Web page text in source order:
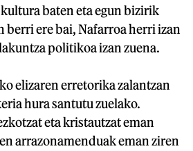
baten eta egun bizirik
berri ere bai, Nafarroa herri izan
politikoa izan zuena.
elizaren erretorika zalantzan
hura santutu zuelako.
eta kristautzat eman
arrazonamenduak eman ziren